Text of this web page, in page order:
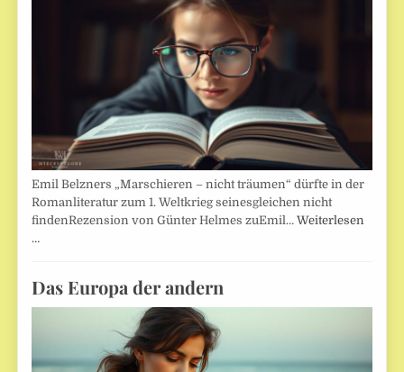
Emil Belzners „Marschieren – nicht träumen“ dürfte in der
Romanliteratur zum 1. Weltkrieg seinesgleichen nicht
findenRezension von Günter Helmes zuEmil…Weiterlesen
…
Das Europa der andern